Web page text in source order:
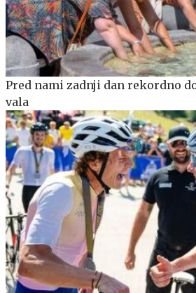
Pred nami zadnji dan rekordno
vala